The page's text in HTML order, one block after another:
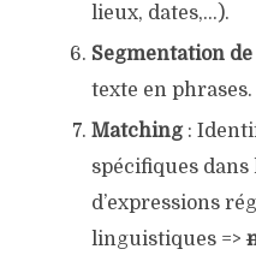
lieux, dates,…).
Segmentation
texte en phrases.
Matching :
spécifiques dans
d’expressions
linguistiques =>